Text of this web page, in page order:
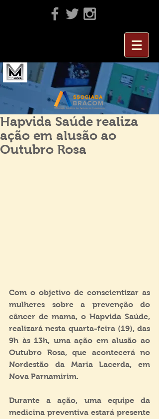
Hapvida Saúde realiza
ação em alusão ao
Outubro Rosa
Com o objetivo de conscientizar as
mulheres sobre a prevenção do
câncer de mama, o Hapvida Saúde,
realizará nesta quarta-feira (19), das
9h às 13h, uma ação em alusão ao
Outubro Rosa, que acontecerá no
Nordestão da Maria Lacerda, em
Nova Parnamirim.
Durante a ação, uma equipe da
medicina preventiva estará presente